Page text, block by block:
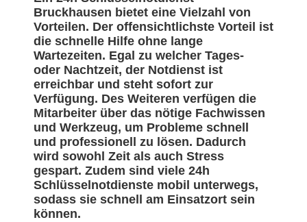
Bruckhausen bietet eine Vielzahl von
Vorteilen. Der offensichtlichste Vorteil ist
die schnelle Hilfe ohne lange
Wartezeiten. Egal zu welcher Tages-
oder Nachtzeit, der Notdienst ist
erreichbar und steht sofort zur
Verfügung. Des Weiteren verfügen die
Mitarbeiter über das nötige Fachwissen
und Werkzeug, um Probleme schnell
und professionell zu lösen. Dadurch
wird sowohl Zeit als auch Stress
gespart. Zudem sind viele 24h
Schlüsselnotdienste mobil unterwegs,
sodass sie schnell am Einsatzort sein
können.